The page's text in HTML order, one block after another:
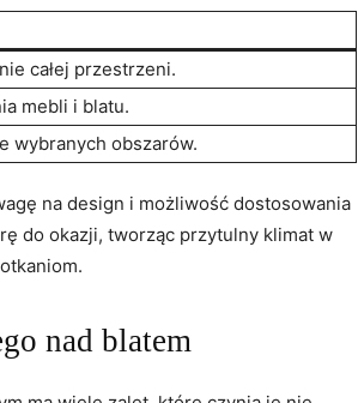
całej przestrzeni.
mebli i blatu.
wybranych obszarów.
na design i możliwość dostosowania
do okazji, tworząc przytulny klimat w
⁤nad blatem